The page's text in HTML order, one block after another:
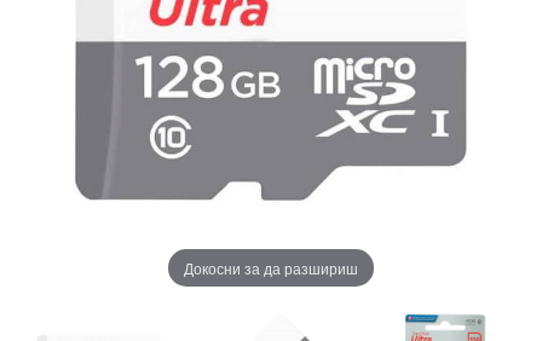
Докосни за да разшириш